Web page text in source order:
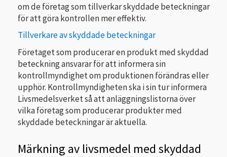
om de företag som tillverkar skyddade beteckningar
för att göra kontrollen mer effektiv.
Tillverkare av skyddade beteckningar
Företaget som producerar en produkt med skyddad
beteckning ansvarar för att informera sin
kontrollmyndighet om produktionen förändras eller
upphör. Kontrollmyndigheten ska i sin tur informera
Livsmedelsverket så att anläggningslistorna över
vilka företag som producerar produkter med
skyddade beteckningar är aktuella.
Märkning av livsmedel med skyddad